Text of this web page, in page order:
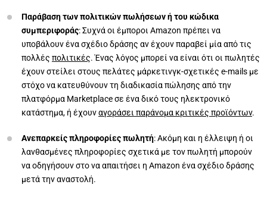
Παράβαση των πολιτικών πωλήσεων ή του κώδικα
συμπεριφοράς: Συχνά οι έμποροι Amazon πρέπει να
υποβάλουν ένα σχέδιο δράσης αν έχουν παραβεί μία από τις
πολλές πολιτικές. Ένας λόγος μπορεί να είναι ότι οι πωλητές
έχουν στείλει στους πελάτες μάρκετινγκ-σχετικές e-mails με
στόχο να κατευθύνουν τη διαδικασία πώλησης από την
πλατφόρμα Marketplace σε ένα δικό τους ηλεκτρονικό
κατάστημα, ή έχουναγοράσει παράνομα κριτικές προϊόντων.
Ανεπαρκείς πληροφορίες πωλητή: Ακόμη και η έλλειψη ή οι
λανθασμένες πληροφορίες σχετικά με τον πωλητή μπορούν
να οδηγήσουν στο να απαιτήσει η Amazon ένα σχέδιο δράσης
μετά την αναστολή.